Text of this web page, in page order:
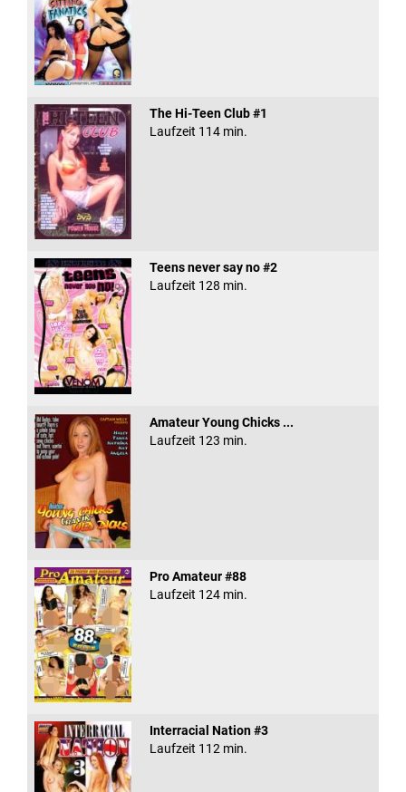
The Hi-Teen Club #1
Laufzeit 114 min.
Teens never say no #2
Laufzeit 128 min.
Amateur Young Chicks ...
Laufzeit 123 min.
Pro Amateur #88
Laufzeit 124 min.
Interracial Nation #3
Laufzeit 112 min.